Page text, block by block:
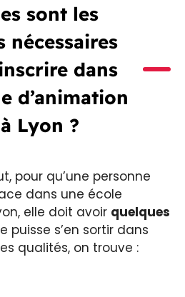
sont les
nécessaires
dans
d’animation
Lyon ?
pour qu’une personne
dans une école
elle doit avoir quelques
puisse s’en sortir dans
qualités, on trouve :